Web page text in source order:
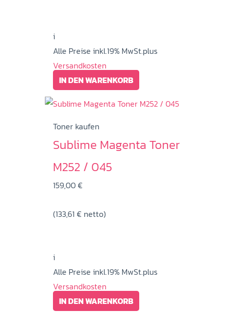
i
Alle Preise inkl.19% MwSt.plus
Versandkosten
IN DEN WARENKORB
Toner kaufen
Sublime Magenta Toner
M252 / 045
159,00€
(133,61 € netto)
i
Alle Preise inkl.19% MwSt.plus
Versandkosten
IN DEN WARENKORB